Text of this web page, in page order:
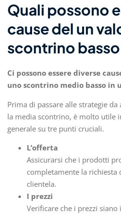
Quali possono
cause del un
scontrino basso
Ci possono essere diverse
uno scontrino medio basso in
Prima di passare alle strategie
la media scontrino, è molto utile
generale su tre punti cruciali.
L’offerta
Assicurarsi che i prodotti
completamente la
clientela.
I prezzi
Verificare che i prezzi